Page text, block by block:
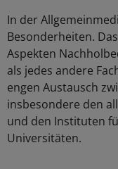
In der
Besonderheiten.
Aspekten
als jedes andere
engen Austausch
insbesondere den
und den Instituten
Universitäten.